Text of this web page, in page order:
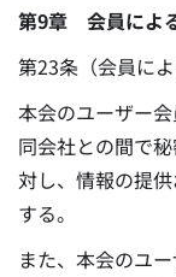
第9章 会員によ
第23条（会員によ
本会のユーザー
同会社との間で
対し、情報の提
する。
また、本会のユ